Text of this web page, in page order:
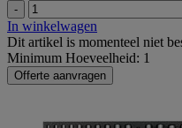
-
In winkelwagen
Dit artikel is momenteel niet
Minimum Hoeveelheid: 1
Offerte aanvragen